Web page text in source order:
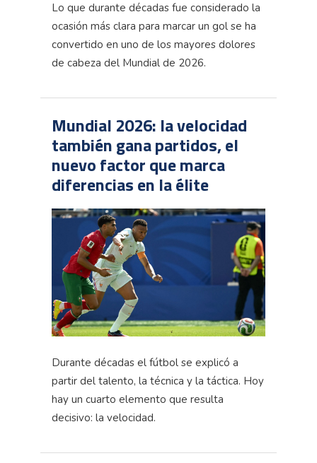
Lo que durante décadas fue considerado la
ocasión más clara para marcar un gol se ha
convertido en uno de los mayores dolores
de cabeza del Mundial de 2026.
Mundial 2026: la velocidad
también gana partidos, el
nuevo factor que marca
diferencias en la élite
Durante décadas el fútbol se explicó a
partir del talento, la técnica y la táctica. Hoy
hay un cuarto elemento que resulta
decisivo: la velocidad.